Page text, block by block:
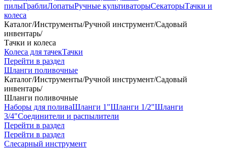
пилыГраблиЛопатыРучные культиваторыСекаторыТачки и
колеса
Каталог/Инструменты/Ручной инструмент/Садовый
инвентарь/
Тачки и колеса
Колеса для тачекТачки
Перейти в раздел
Шланги поливочные
Каталог/Инструменты/Ручной инструмент/Садовый
инвентарь/
Шланги поливочные
Наборы для поливаШланги 1"Шланги 1/2"Шланги
3/4"Соединители и распылители
Перейти в раздел
Перейти в раздел
Слесарный инструмент